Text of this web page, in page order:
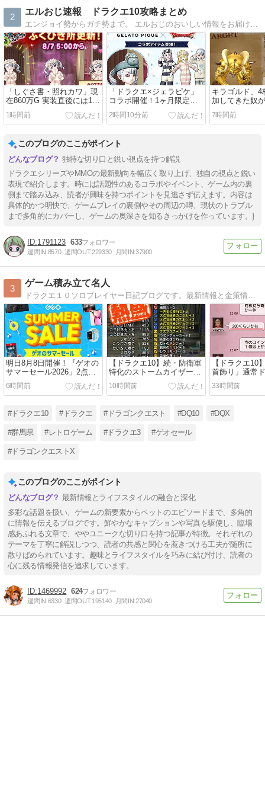
2
エルおじ速報 ドラクエ10攻略まとめ
エンジョイ勢からガチ勢まで。 エルおじのおいしい情報をお届けします！
「しぐさ書・照れカワ」現
在860万G 実装直後には1億
ゴールドで売買成立したら
しい
1時間前
「ドラクエ×ジェラピケ」
コラボ開催！1ヶ月限定装
備販売＆無料プレゼント
（9月3日（木）10:59ま
2時間10分前
キラゴルド、4
加してきた奴
負けた…誰も
てないし
7時間前
このブログのここがポイント
独特な切り口と鋭い視点を持つ解説
ドラクエシリーズやMMOの最新動向を幅広く取り上げ、独自の視点と鋭い
表現で紹介します。時には話題性のあるコラボやイベント、ゲーム内の裏
側まで踏み込み、読者が興味を持つポイントを見逃さず伝えます。内容は
具体的かつ明快で、ゲームプレイの裏側やその周辺の噂、現状のトラブル
まで多角的にカバーし、ゲームの奥深さを知るきっかけを作っています。}
1791123 633
週間IN:8570 週間OUT:229330 月間IN:37900
3
ゲーム積み立て名人
ドラクエ１０ソロプレイヤー日記ブログです。最新情報と金策情報満載！毎日更新！
明日8月8日開催！『ゲオの
サマーセール2026」2点同
時購入で500円引き！注目
はswitch版「ドラクエⅠ＆
Ⅱ」3,480円！
6時間前
【ドラクエ10】続・防衛軍
特化のストームカイザー装
備
10時間前
【ドラクエ10
首飾り」通常
値完成に１億
模様！！今は
い通ドロ腕が
33時間前
#ドラクエ10 #ドラクエ #ドラゴンクエスト #DQ10 #DQX
#群馬県 #レトロゲーム #ドラクエ3 #ゲオセール
#ドラゴンクエストX
このブログのここがポイント
最新情報とライフスタイルの融合と深化
多彩な話題を扱い、ゲームの新要素からペットのエピソードまで、多角的
に情報を伝えるブログです。鮮やかなキャプションや写真を駆使し、臨場
感あふれる文章で、ややユニークな切り口を持つ記事が特徴。それぞれの
テーマを丁寧に解説しつつ、読者の共感と関心を惹きつける工夫が随所に
散りばめられています。趣味とライフスタイルを巧みに結び付け、読者の
心に残る情報発信を追求しています。
1469992 624
週間IN:6330 週間OUT:195140 月間IN:27040